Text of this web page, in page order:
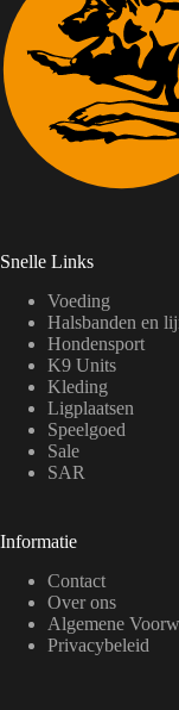
Snelle Links
Voeding
Halsbanden en
Hondensport
K9 Units
Kleding
Ligplaatsen
Speelgoed
Sale
SAR
Informatie
Contact
Over ons
Algemene
Privacybeleid